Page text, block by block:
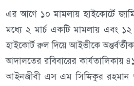
এর আগে ১০ মামলায় হাইকোর্টে
মধ্যে ২ মার্চ একটি মামলায় এবং
হাইকোর্ট রুল দিয়ে আইভীকে
আদালতের রবিবারের
আইনজীবী এস এম সিদ্দিকুর রহমান